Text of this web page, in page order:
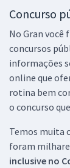
Concurso
No Gran você
concursos
informações
online que
rotina bem
o concurso
Temos muita
foram
inclusive no